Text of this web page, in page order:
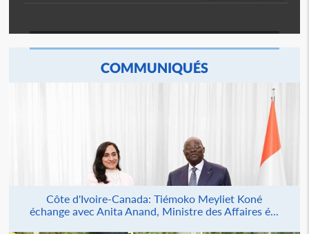
COMMUNIQUÉS
Côte d'Ivoire-Canada: Tiémoko Meyliet Koné
échange avec Anita Anand, Ministre des Affaires é...